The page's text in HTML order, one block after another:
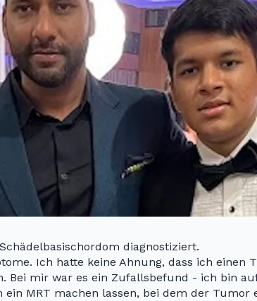
diagnostiziert.
Ich hatte keine Ahnung, dass ich einen
Bei mir war es ein Zufallsbefund - ich bin
MRT machen lassen, bei dem der Tumor